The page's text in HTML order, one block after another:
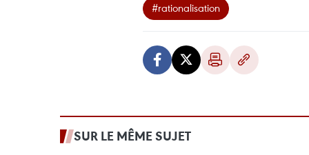
#rationalisation
SUR LE MÊME SUJET